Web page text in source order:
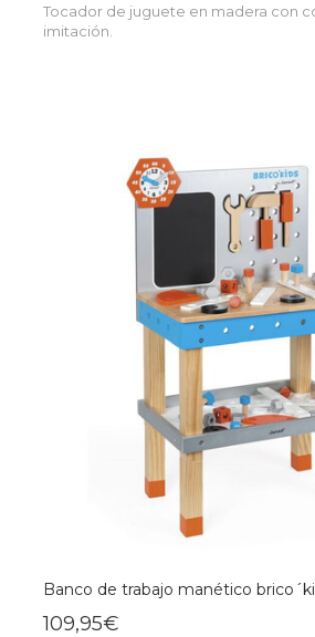
Tocador de juguete en madera con
imitación.
Banco de trabajo manético
109,95€